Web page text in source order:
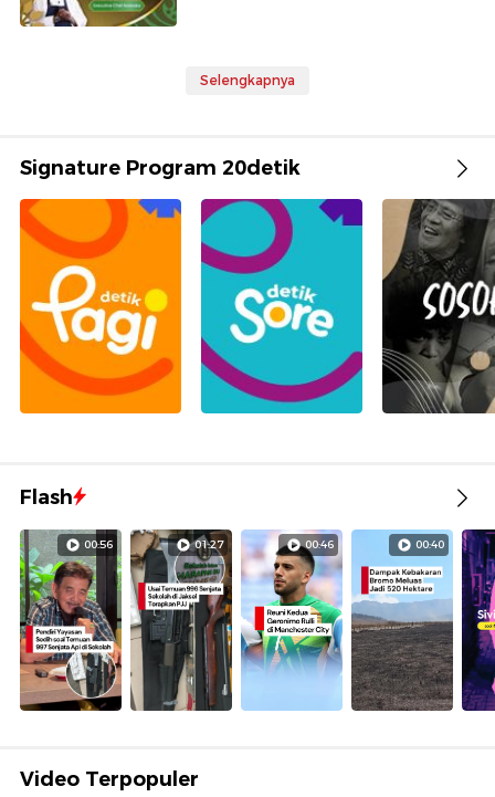
Selengkapnya
Signature Program 20detik
Flash
00:56 01:27 00:46 00:40
Video Terpopuler